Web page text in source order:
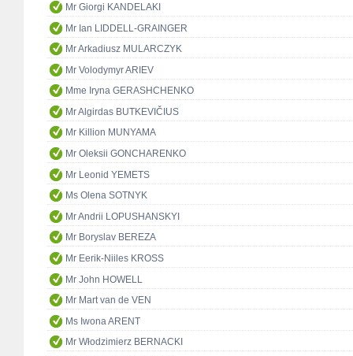
Mr Giorgi KANDELAKI
Mr Ian LIDDELL-GRAINGER
Mr Arkadiusz MULARCZYK
Mr Volodymyr ARIEV
Mme Iryna GERASHCHENKO
Mr Algirdas BUTKEVIČIUS
Mr Killion MUNYAMA
Mr Oleksii GONCHARENKO
Mr Leonid YEMETS
Ms Olena SOTNYK
Mr Andrii LOPUSHANSKYI
Mr Boryslav BEREZA
Mr Eerik-Niiles KROSS
Mr John HOWELL
Mr Mart van de VEN
Ms Iwona ARENT
Mr Włodzimierz BERNACKI